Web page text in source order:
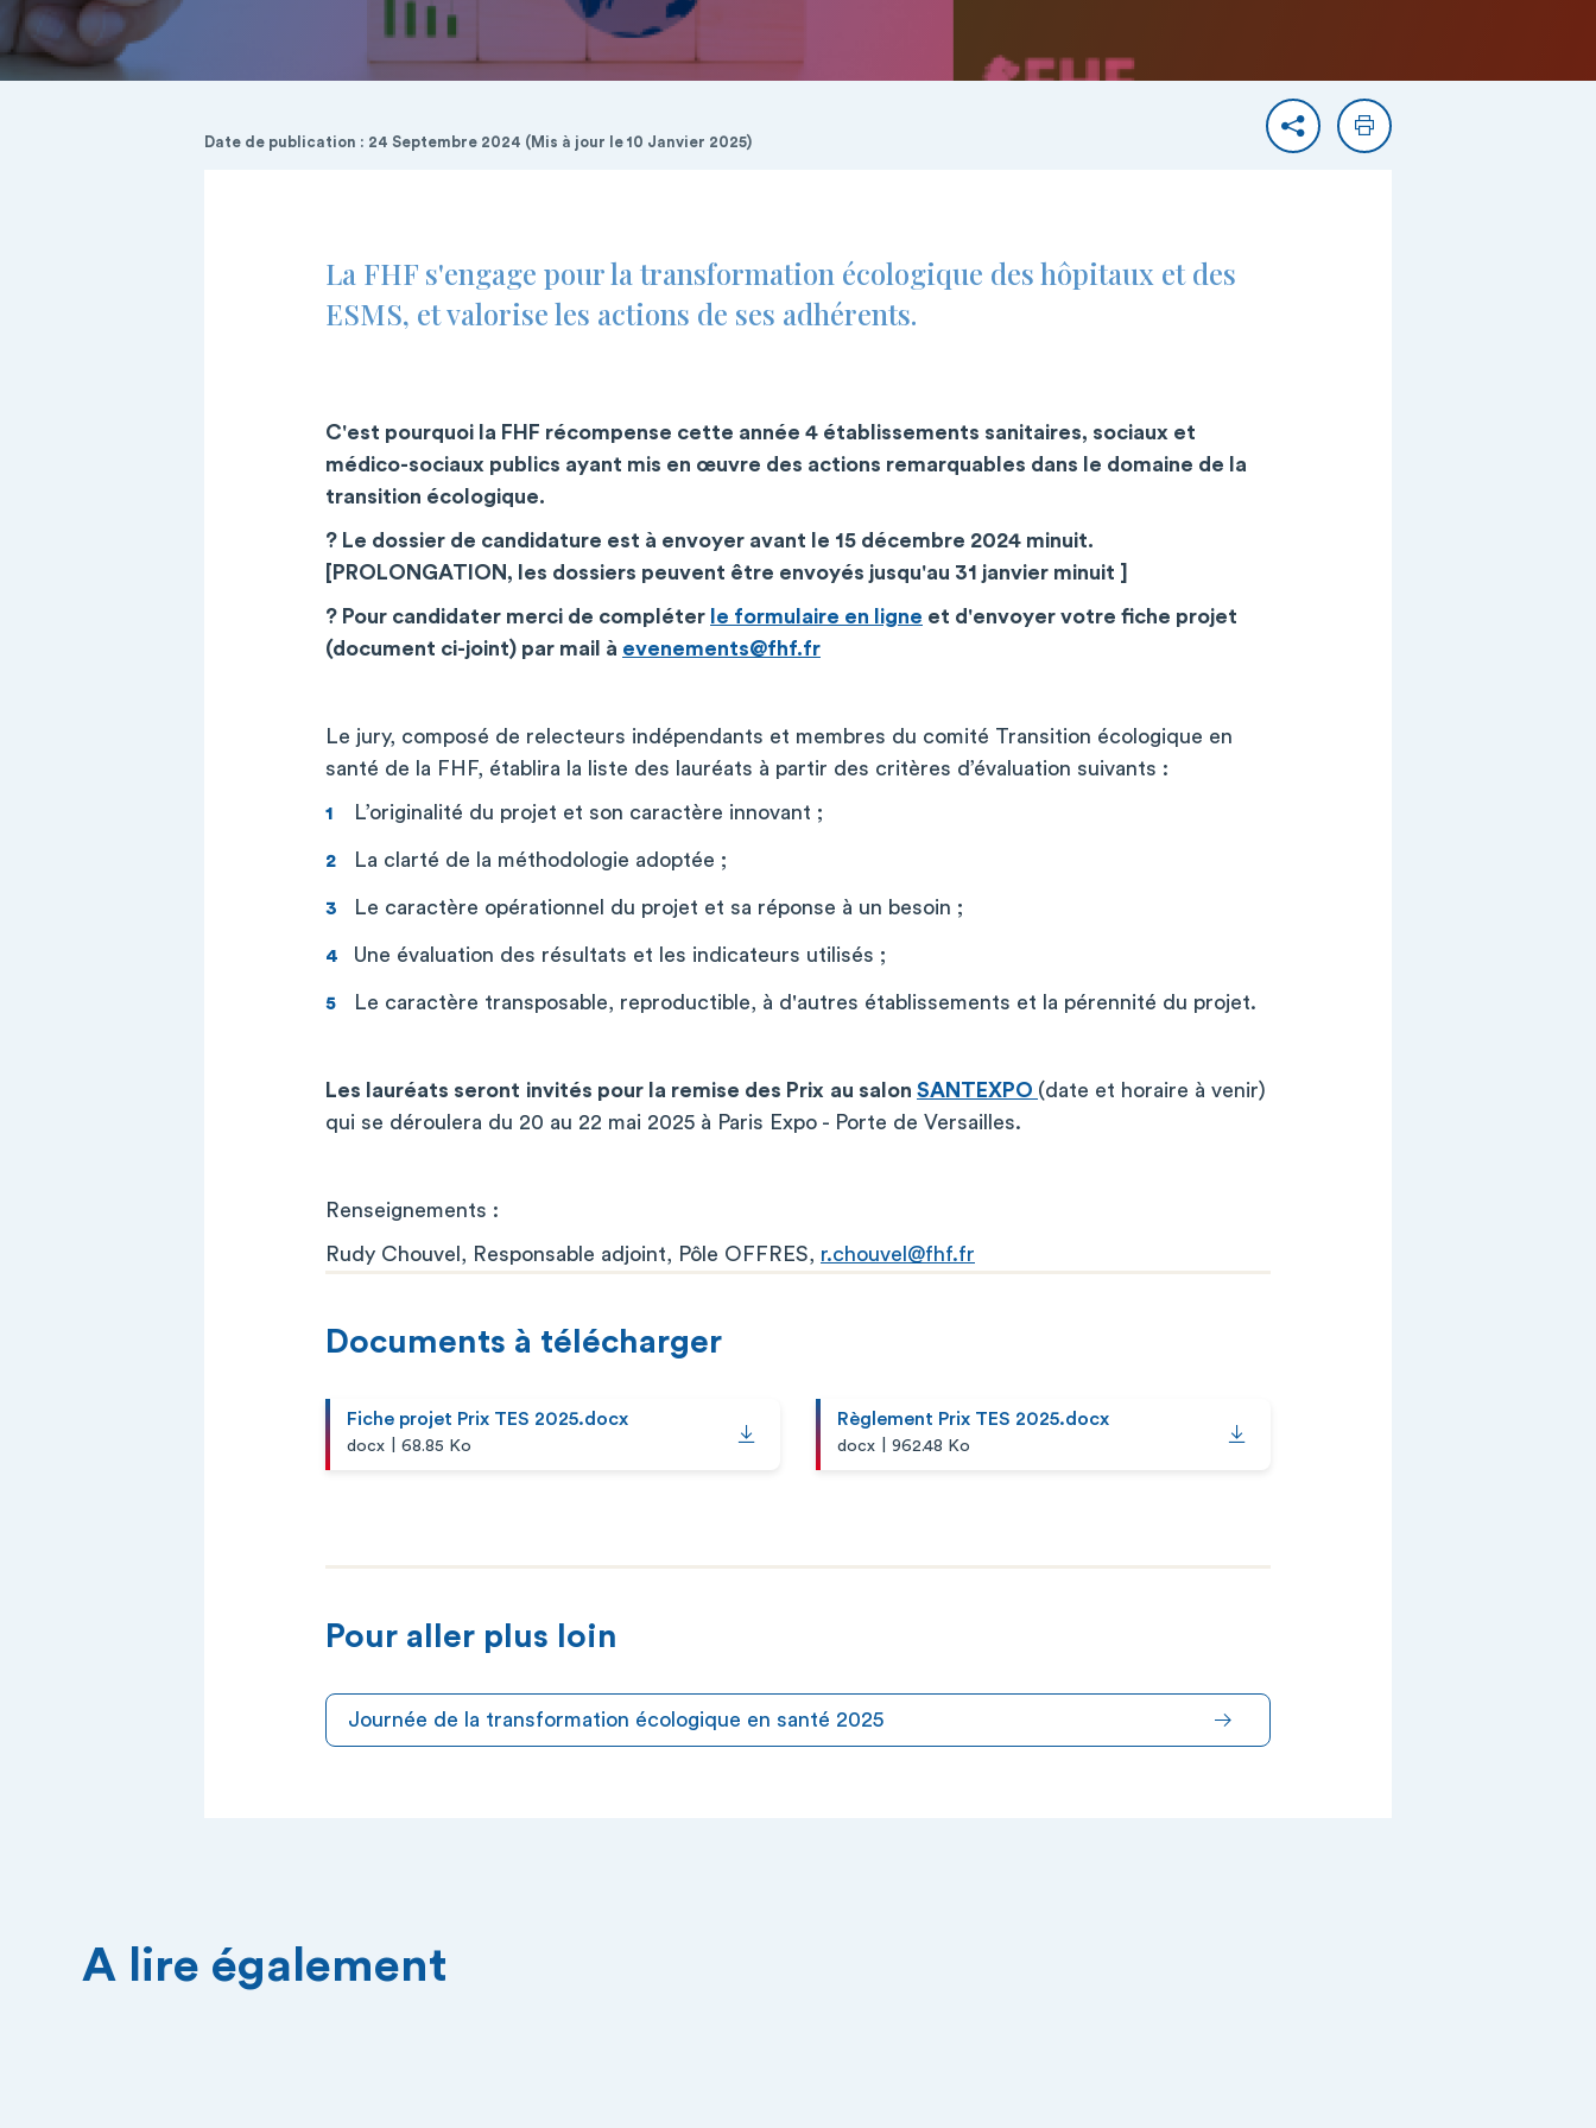
Date de publication : 24 Septembre 2024 (Mis à jour le 10 Janvier 2025) PartagerImprimer
La FHF s'engage pour la transformation écologique des hôpitaux et des
ESMS, et valorise les actions de ses adhérents.
C'est pourquoi la FHF récompense cette année 4 établissements sanitaires, sociaux et
médico-sociaux publics ayant mis en œuvre des actions remarquables dans le domaine de la
transition écologique.
? Le dossier de candidature est à envoyer avant le 15 décembre 2024 minuit.
[PROLONGATION, les dossiers peuvent être envoyés jusqu'au 31 janvier minuit ]
? Pour candidater merci de compléter le formulaire en ligne et d'envoyer votre fiche projet
(document ci-joint) par mail à evenements@fhf.fr
Le jury, composé de relecteurs indépendants et membres du comité Transition écologique en
santé de la FHF, établira la liste des lauréats à partir des critères d’évaluation suivants :
L’originalité du projet et son caractère innovant ;
La clarté de la méthodologie adoptée ;
Le caractère opérationnel du projet et sa réponse à un besoin ;
Une évaluation des résultats et les indicateurs utilisés ;
Le caractère transposable, reproductible, à d'autres établissements et la pérennité du projet.
Les lauréats seront invités pour la remise des Prix au salon SANTEXPO (date et horaire à venir)
qui se déroulera du 20 au 22 mai 2025 à Paris Expo - Porte de Versailles.
Renseignements :
Rudy Chouvel, Responsable adjoint, Pôle OFFRES, r.chouvel@fhf.fr
Documents à télécharger
Fiche projet Prix TES 2025.docx
docx 68.85 Ko
Règlement Prix TES 2025.docx
docx 962.48 Ko
Pour aller plus loin
Journée de la transformation écologique en santé 2025
A lire également